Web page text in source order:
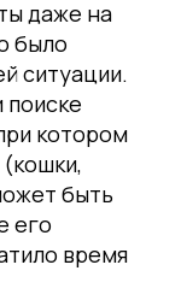
даже на
было
ситуации.
котором
быть
его
время